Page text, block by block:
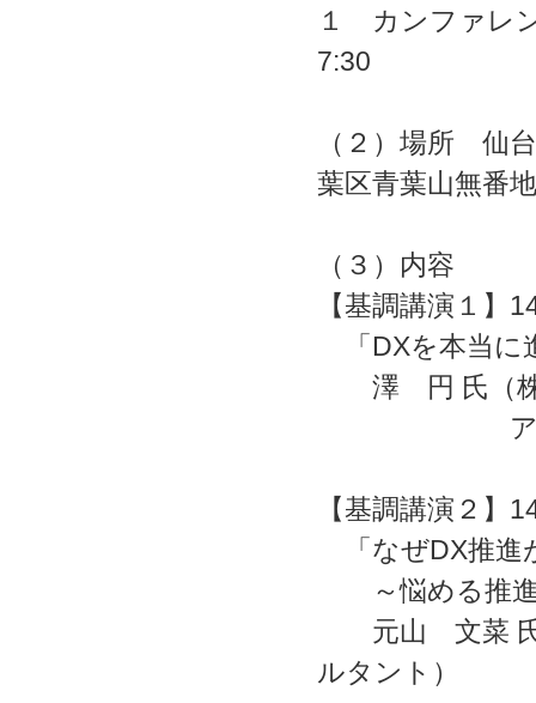
１ カンファレ
7:30
（２）場所 仙
葉区青葉山無番
（３）内容
【基調講演１】
「DXを本当に
澤 円 氏（株
アントレ
【基調講演２】
「なぜDX推進
～悩める推進
元山 文菜 氏
ルタント）